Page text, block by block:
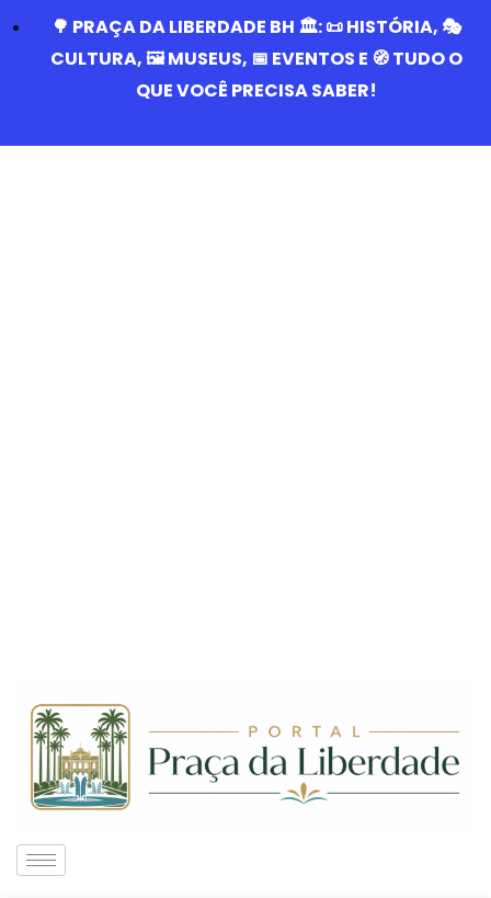
🌳 PRAÇA DA LIBERDADE BH 🏛️: 📜 HISTÓRIA, 🎭
CULTURA, 🖼️ MUSEUS, 📅 EVENTOS E 🧭 TUDO O
QUE VOCÊ PRECISA SABER!